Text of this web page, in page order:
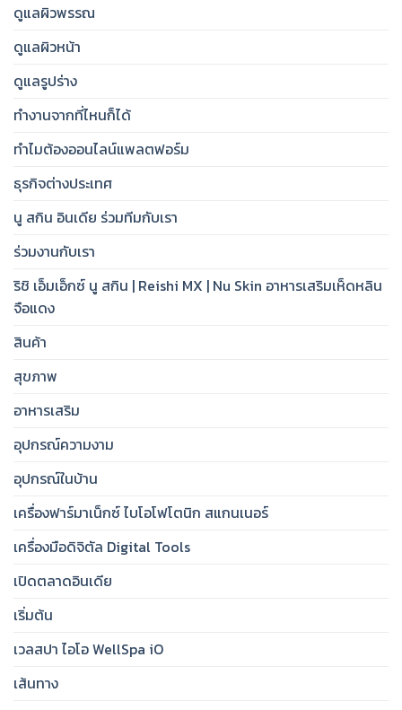
ดูแลผิวพรรณ
ดูแลผิวหน้า
ดูแลรูปร่าง
ทำงานจากที่ไหนก็ได้
ทำไมต้องออนไลน์แพลตฟอร์ม
ธุรกิจต่างประเทศ
นู สกิน อินเดีย ร่วมทีมกับเรา
ร่วมงานกับเรา
ริชิ เอ็มเอ็กซ์ นู สกิน | Reishi MX | Nu Skin อาหารเสริมเห็ดหลิน
จือแดง
สินค้า
สุขภาพ
อาหารเสริม
อุปกรณ์ความงาม
อุปกรณ์ในบ้าน
เครื่องฟาร์มาเน็กซ์ ไบโอโฟโตนิก สแกนเนอร์
เครื่องมือดิจิตัล Digital Tools
เปิดตลาดอินเดีย
เริ่มต้น
เวลสปา ไอโอ WellSpa iO
เส้นทาง